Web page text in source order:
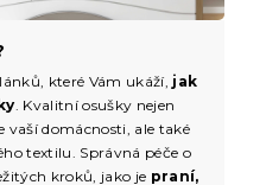
které Vám ukáží, jak
. Kvalitní osušky nejen
domácnosti, ale také
textilu. Správná péče o
kroků, jako je praní,